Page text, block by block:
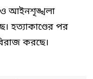
ও আইনশৃঙ্খলা
হত্যাকাণ্ডের পর
করছে।